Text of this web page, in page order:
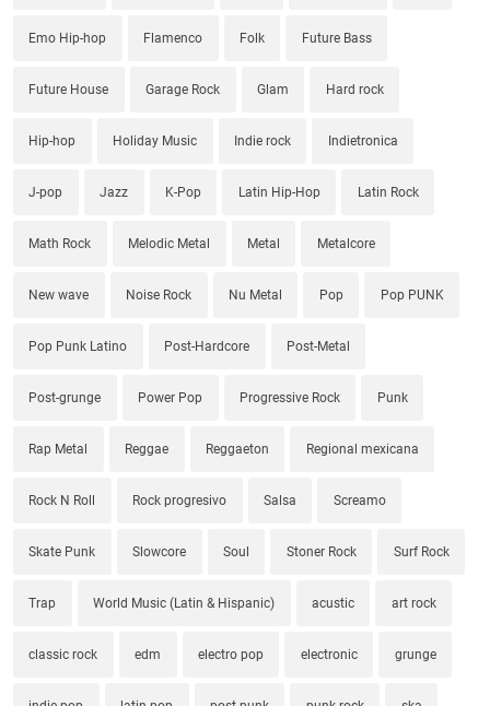
Emo Hip-hop Flamenco Folk Future Bass
Future House Garage Rock Glam Hard rock
Hip-hop Holiday Music Indie rock Indietronica
J-pop Jazz K-Pop Latin Hip-Hop Latin Rock
Math Rock Melodic Metal Metal Metalcore
New wave Noise Rock Nu Metal Pop Pop PUNK
Pop Punk Latino Post-Hardcore Post-Metal
Post-grunge Power Pop Progressive Rock Punk
Rap Metal Reggae Reggaeton Regional mexicana
Rock N Roll Rock progresivo Salsa Screamo
Skate Punk Slowcore Soul Stoner Rock Surf Rock
Trap World Music (Latin & Hispanic) acustic art rock
classic rock edm electro pop electronic grunge